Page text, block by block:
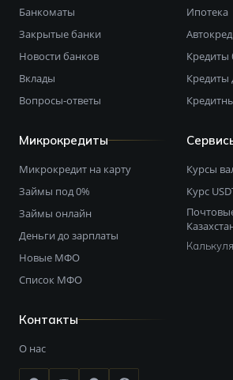
Банкоматы
Закрытые банки
Новости банков
Вклады
Вопросы-ответы
Ипотека
Кредиты
Кредиты
Микрокредиты
Микрокредит на карту
Займы под 0%
Займы онлайн
Деньги до зарплаты
Новые МФО
Список МФО
Курсы
Курс
Контакты
О нас